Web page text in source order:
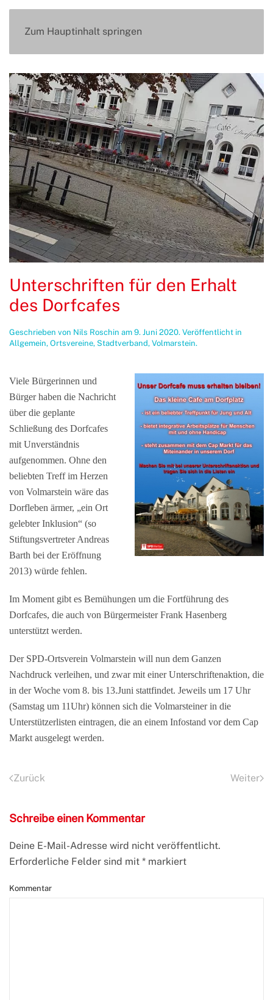
Zum Hauptinhalt springen
Unterschriften für den Erhalt
des Dorfcafes
Geschrieben von Nils Roschin am 9. Juni 2020. Veröffentlicht in
Allgemein, Ortsvereine, Stadtverband, Volmarstein.
Viele Bürgerinnen und
Bürger haben die Nachricht
über die geplante
Schließung des Dorfcafes
mit Unverständnis
aufgenommen. Ohne den
beliebten Treff im Herzen
von Volmarstein wäre das
Dorfleben ärmer, „ein Ort
gelebter Inklusion“ (so
Stiftungsvertreter Andreas
Barth bei der Eröffnung
2013) würde fehlen.
Im Moment gibt es Bemühungen um die Fortführung des
Dorfcafes, die auch von Bürgermeister Frank Hasenberg
unterstützt werden.
Der SPD-Ortsverein Volmarstein will nun dem Ganzen
Nachdruck verleihen, und zwar mit einer Unterschriftenaktion, die
in der Woche vom 8. bis 13.Juni stattfindet. Jeweils um 17 Uhr
(Samstag um 11Uhr) können sich die Volmarsteiner in die
Unterstützerlisten eintragen, die an einem Infostand vor dem Cap
Markt ausgelegt werden.
Zurück Weiter
Schreibe einen Kommentar
Deine E-Mail-Adresse wird nicht veröffentlicht.
Erforderliche Felder sind mit * markiert
Kommentar